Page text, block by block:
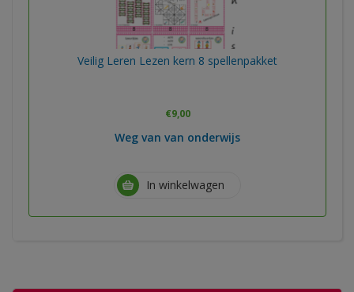
Veilig Leren Lezen kern 8 spellenpakket
€9,00
Weg van van onderwijs
In winkelwagen